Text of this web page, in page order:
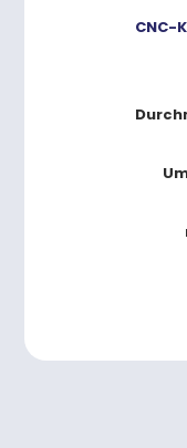
CNC-